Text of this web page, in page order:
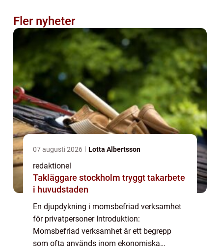
Fler nyheter
07 augusti 2026 Lotta Albertsson
redaktionel
Takläggare stockholm tryggt takarbete
i huvudstaden
En djupdykning i momsbefriad verksamhet
för privatpersoner Introduktion:
Momsbefriad verksamhet är ett begrepp
som ofta används inom ekonomiska